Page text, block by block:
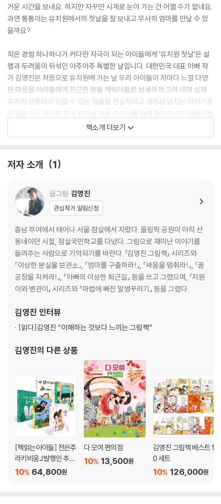
거운 시간을 보내요. 하지만 자꾸만 시계로 눈이 가는 건 어쩔 수가 없네요.
과연 통통이는 유치원에서의 첫날을 잘 보내고 무사히 엄마를 만날 수 있
을까요?
작은 경험 하나하나가 커다란 자극이 되는 아이들에게 ‘유치원 첫날’은 설
렘과 두려움이 뒤섞인 아주아주 특별한 날입니다. 대한민국 대표 아빠 작
가 김영진은 처음으로 유치원에 가는 날 우리 아이들이 저마다 느낄 다양
한 마음을 아이들에게 친근한 동물 캐릭터들로 섬세하게 그려 내며 실제
유치원 생활에서 있을 수 있는 일들을 현실적이고 생동감 넘치는 이야기로
담았습니다. 아이와 함께 유치원 첫날 이야기를 함께 읽으며 유치원에서는
무엇을 하는지 미리 알아보고, 새로운 환경에 적응을 앞둔 우리 아이들에
게 용기를 북돋아 주세요! 또, 앞으로 ‘빨간 벽돌 유치원’에 다니는 다양한
책소개 더보기
저자 소개 1
글그림 김영진
관심작가 알림신청
충남 부여에서 태어나 서울 잠실에서 자랐다. 올림픽 공원이 아직 산
동네이던 시절, 잠실국민학교를 다녔다. 그림으로 재미난 이야기를
들려주는 사람으로 기억되기를 바란다. 「김영진 그림책」 시리즈와
『이상한 분실물 보관소』, 『엄마를 구출하라!』, 『싸움을 멈춰라!』, 『꿈
공장을 지켜라!』, 『아빠의 이상한 퇴근길』 등을 쓰고 그렸으며, 「지원
이와 병관이」 시리즈와 『마법에 빠진 말썽꾸러기』 등을 그렸다.
김영진 인터뷰
[읽다]김영진 “이해하는 것보다 느끼는 그림책”
김영진의 다른 상품
[책읽는아이들] 전은주
라키비움J 발행인 추천
초등 1~2학년 세트
64,800원
10%
다 모여 편의점
13,500원
10%
김영진 그림책 베스트 1
0 세트
126,000원
10%